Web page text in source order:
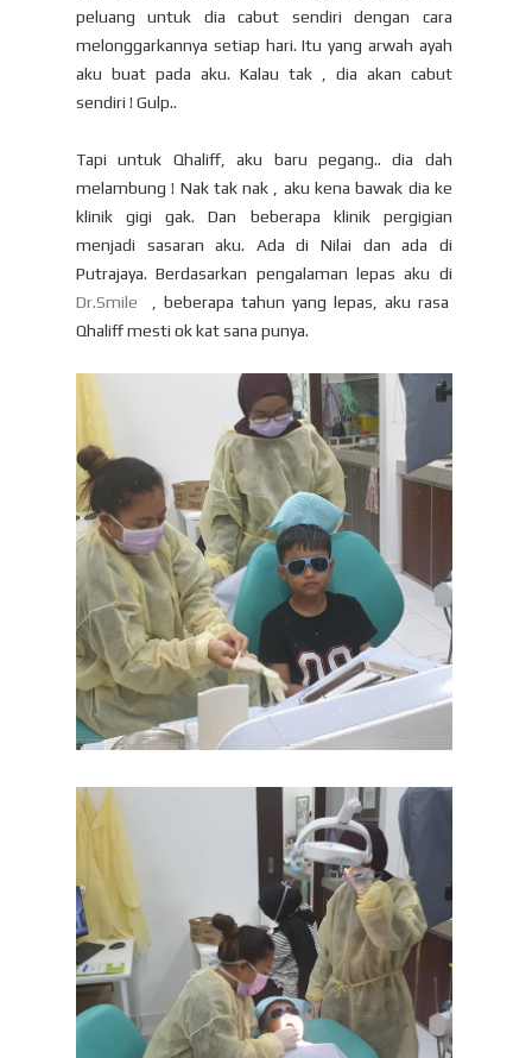
peluang untuk dia cabut sendiri dengan cara
melonggarkannya setiap hari. Itu yang arwah ayah
aku buat pada aku. Kalau tak , dia akan cabut
sendiri ! Gulp..
Tapi untuk Qhaliff, aku baru pegang.. dia dah
melambung ! Nak tak nak , aku kena bawak dia ke
klinik gigi gak. Dan beberapa klinik pergigian
menjadi sasaran aku. Ada di Nilai dan ada di
Putrajaya. Berdasarkan pengalaman lepas aku di
Dr.Smile
, beberapa tahun yang lepas, aku rasa
Qhaliff mesti ok kat sana punya.